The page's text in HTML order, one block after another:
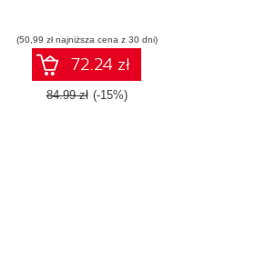
(50,99 zł najniższa cena z 30 dni)
72.24 zł
84.99 zł (-15%)